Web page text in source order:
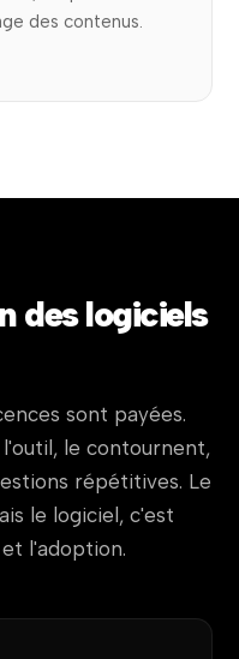
des contenus.
des logiciels
sont payées.
le contournent,
répétitives. Le
le logiciel, c'est
l'adoption.